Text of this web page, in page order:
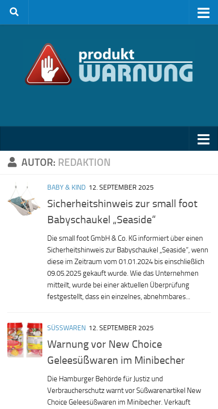
Zum Inhalt springen
AUTOR: REDAKTION
BABY & KIND 12. SEPTEMBER 2025
Sicherheitshinweis zur small foot
Babyschaukel „Seaside“
Die small foot GmbH & Co. KG informiert über einen
Sicherheitshinweis zur Babyschaukel „Seaside“, wenn
diese im Zeitraum vom 01.01.2024 bis einschließlich
09.05.2025 gekauft wurde. Wie das Unternehmen
mitteilt, wurde bei einer aktuellen Überprüfung
festgestellt, dass ein einzelnes, abnehmbares...
SÜSSWAREN 12. SEPTEMBER 2025
Warnung vor New Choice
Geleesüßwaren im Minibecher
Die Hamburger Behörde für Justiz und
Verbraucherschutz warnt vor Süßwarenartikel New
Choice Geleesüßwaren im Minibecher. Verkauft